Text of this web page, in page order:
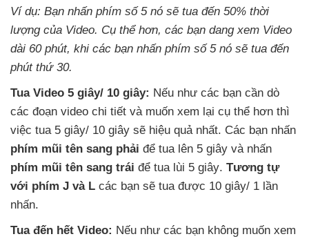
Ví dụ: Bạn nhấn phím số 5 nó sẽ tua đến 50% thời
lượng của Video. Cụ thể hơn, các bạn dang xem Video
dài 60 phút, khi các bạn nhấn phím số 5 nó sẽ tua đến
phút thứ 30.
Tua Video 5 giây/ 10 giây: Nếu như các bạn cần dò
các đoạn video chi tiết và muốn xem lại cụ thể hơn thì
việc tua 5 giây/ 10 giây sẽ hiệu quả nhất. Các bạn nhấn
phím mũi tên sang phải để tua lên 5 giây và nhấn
phím mũi tên sang trái để tua lùi 5 giây. Tương tự
với phím J và L các bạn sẽ tua được 10 giây/ 1 lần
nhấn.
Tua đến hết Video: Nếu như các bạn không muốn xem